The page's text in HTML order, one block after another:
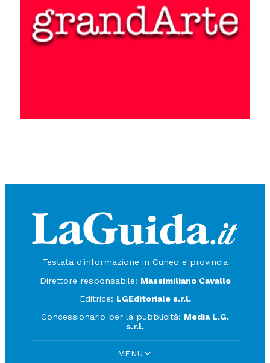
Testata d'informazione in Cuneo e provincia
Direttore responsabile: Massimiliano Cavallo
Editrice: LGEditoriale s.r.l.
Concessionario per la pubblicità: Media L.G.
s.r.l.
MENU